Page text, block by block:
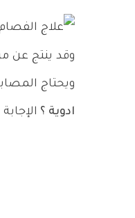
وقد ينتج عن
ويحتاج
ادوية ؟